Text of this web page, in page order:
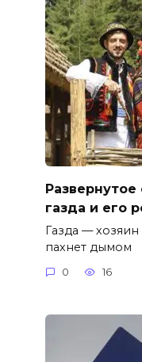
Развернутое
газда и его
Газда —
пахнет дымом
0 16